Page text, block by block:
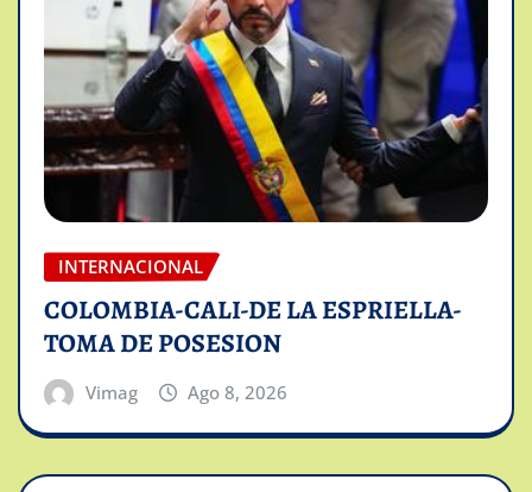
INTERNACIONAL
COLOMBIA-CALI-DE LA ESPRIELLA-
TOMA DE POSESION
Vimag Ago 8, 2026